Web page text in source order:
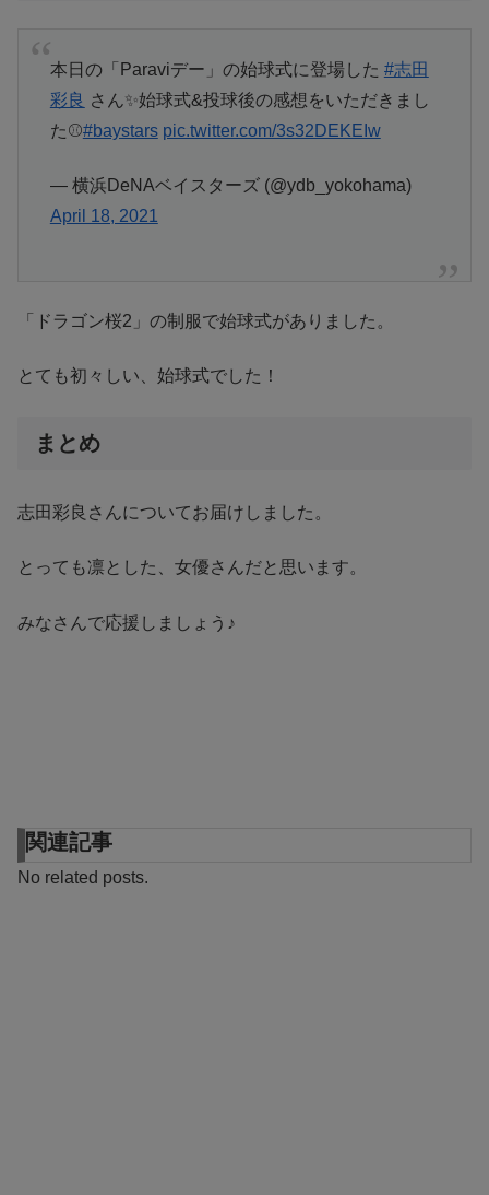
本日の「Paraviデー」の始球式に登場した #志田
彩良 さん✨始球式&投球後の感想をいただきまし
た⚾️#baystars pic.twitter.com/3s32DEKEIw
— 横浜DeNAベイスターズ (@ydb_yokohama)
April 18, 2021
「ドラゴン桜2」の制服で始球式がありました。
とても初々しい、始球式でした！
まとめ
志田彩良さんについてお届けしました。
とっても凛とした、女優さんだと思います。
みなさんで応援しましょう♪
関連記事
No related posts.